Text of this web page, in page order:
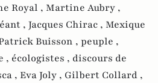
Royal , Martine Aubry ,
, Jacques Chirac , Mexique
Buisson , peuple ,
, écologistes , discours de
, Eva Joly , Gilbert Collard ,